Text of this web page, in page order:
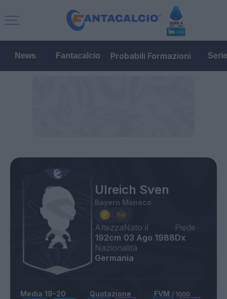
News Fantacalcio Probabili Formazioni
Ulreich Sven
Bayern Monaco
Altezza
192cm
Nato il
03 Ago 1988
Piede
Dx
Nazionalità
Germania
Media 19-20 Quotazione FVM / 1000